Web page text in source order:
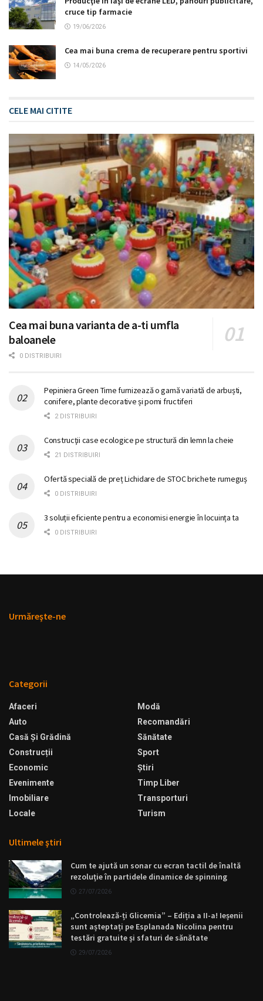
cruce tip farmacie
19/06/2026
Cea mai buna crema de recuperare pentru sportivi
14/05/2026
CELE MAI CITITE
Cea mai buna varianta de a-ti umfla
baloanele
0 DISTRIBUIRI
Pepiniera Green Time furnizează o gamă variată de arbuști,
conifere, plante decorative și pomi fructiferi
2 DISTRIBUIRI
Construcţii case ecologice pe structură din lemn la cheie
21 DISTRIBUIRI
Ofertă specială de preț Lichidare de STOC brichete rumeguș
0 DISTRIBUIRI
3 soluții eficiente pentru a economisi energie în locuința ta
0 DISTRIBUIRI
Urmăreşte-ne
Categorii
Afaceri
Auto
Casă Şi Grădină
Construcții
Economic
Evenimente
Imobiliare
Locale
Modă
Recomandări
Sănătate
Sport
Ştiri
Timp Liber
Transporturi
Turism
Ultimele ştiri
Cum te ajută un sonar cu ecran tactil de înaltă
rezoluție în partidele dinamice de spinning
27/07/2026
„Controlează-ți Glicemia” – Ediția a II-a! Ieșenii
sunt așteptați pe Esplanada Nicolina pentru
testări gratuite și sfaturi de sănătate
29/07/2026